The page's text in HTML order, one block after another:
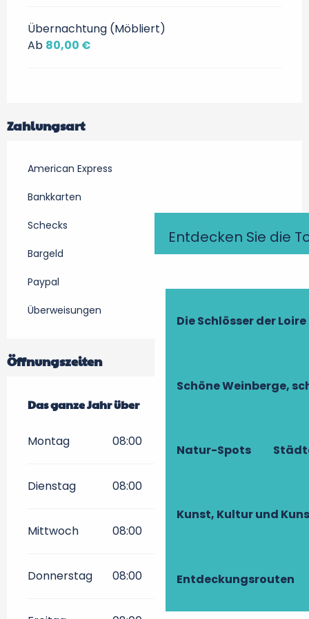
Entdecken Sie die
Die Schlösser der Loire
Schöne Weinberge,
Natur-Spots
Kunst, Kultur und
Entdeckungsrouten
Übernachtung (Möbliert)
Ab 80,00 €
Zahlungsart
American Express
Bankkarten
Schecks
Bargeld
Paypal
Überweisungen
Öffnungszeiten
Das ganze Jahr über
Das ganze Jahr über
Montag 08:00
Dienstag 08:00
Mittwoch 08:00
Donnerstag 08:00 20:00